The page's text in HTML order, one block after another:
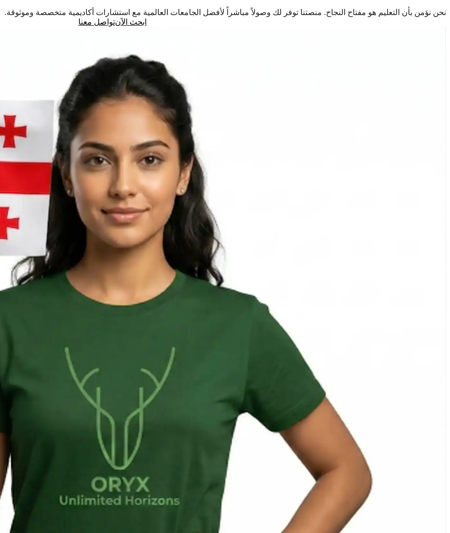
نحن نؤمن بأن التعليم هو مفتاح النجاح. منصتنا توفر لك وصولاً مباشراً لأفضل الجامعات العالمية مع استشارات أكاديمية متخصصة وموثوقة.
ابحث الآنتواصل معنا